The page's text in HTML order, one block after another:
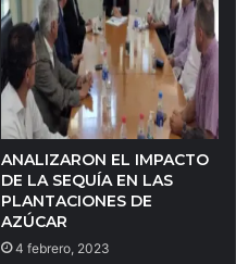
ANALIZARON EL IMPACTO
DE LA SEQUÍA EN LAS
PLANTACIONES DE
AZÚCAR
4 febrero, 2023